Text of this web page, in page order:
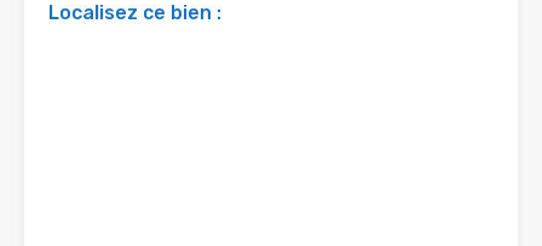
Localisez ce bien :